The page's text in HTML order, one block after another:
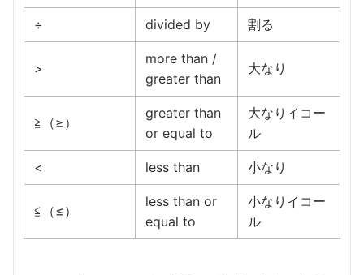
÷ divided by 割る
>
more than /
greater than
大なり
≧（≥）
greater than
or equal to
大なりイコー
ル
< less than 小なり
≦（≤）
less than or
equal to
小なりイコー
ル